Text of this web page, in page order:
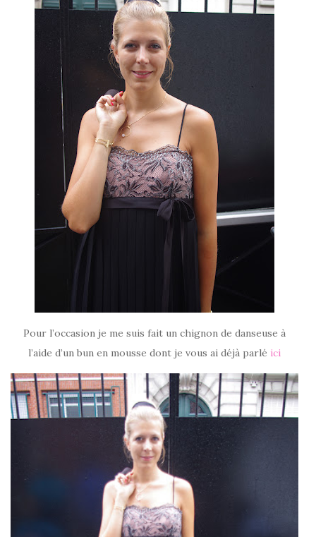
Pour l’occasion je me suis fait un chignon de danseuse à
l’aide d’un bun en mousse dont je vous ai déjà parlé ici